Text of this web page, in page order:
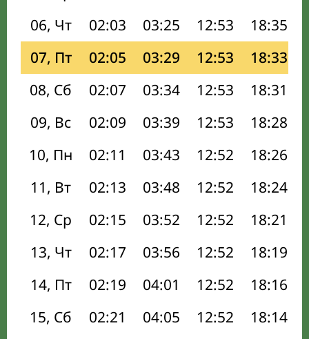
06, Чт
02:03 03:25 12:53 18:35
07, Пт
02:05 03:29 12:53 18:33
08, Сб
02:07 03:34 12:53 18:31
09, Вс
02:09 03:39 12:53 18:28
10, Пн
02:11 03:43 12:52 18:26
11, Вт
02:13 03:48 12:52 18:24
12, Ср
02:15 03:52 12:52 18:21
13, Чт
02:17 03:56 12:52 18:19
14, Пт
02:19 04:01 12:52 18:16
15, Сб
02:21 04:05 12:52 18:14